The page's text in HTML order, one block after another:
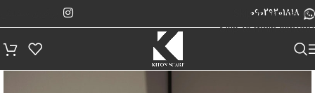
Skip to navigation
Skip to main content
09029201818